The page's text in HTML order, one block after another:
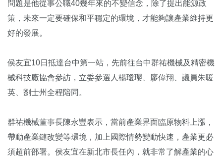
問題是他從事公職40幾年來的不變信念，除了提出能源政
策，未來一定要確保和平穩定的環境，才能夠讓產業維持更
好的發展。
侯友宜10日抵達台中第一站，先前往台中群祐機械及精密機
械科技廠協會參訪，立委參選人楊瓊瓔、廖偉翔、議員朱暖
英、劉士州全程陪同。
群祐機械董事長陳永豐表示，當前產業界面臨原物料上漲，
帶動產業鏈改變等環境，加上國際情勢變動快速，產業更必
須超前部署。侯友宜在新北市長任內，就非常了解產業的心